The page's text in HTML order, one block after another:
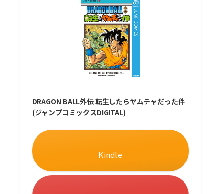
DRAGON BALL外伝 転生したらヤムチャだった件
(ジャンプコミックスDIGITAL)
Kindle